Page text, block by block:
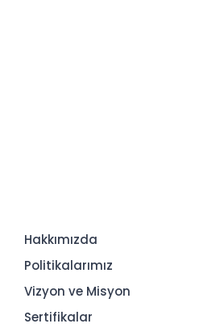
Hakkımızda
Politikalarımız
Vizyon ve Misyon
Sertifikalar